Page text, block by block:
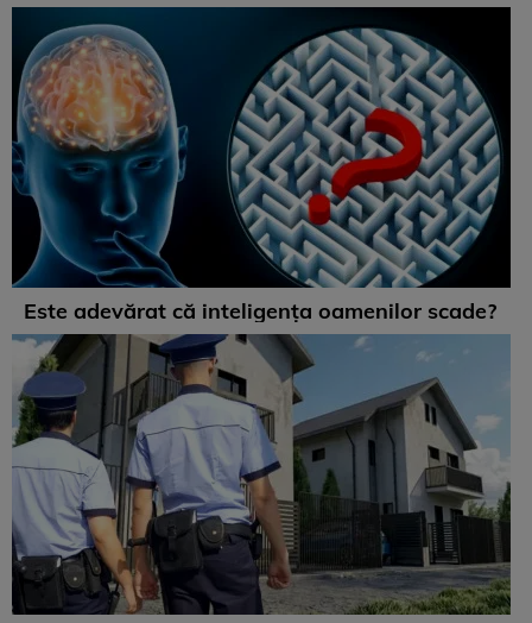
Este adevărat că inteligența oamenilor scade?